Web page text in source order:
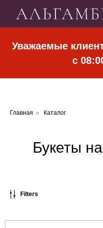
Уважаемые
с
Главная » Каталог
Букеты
Filters